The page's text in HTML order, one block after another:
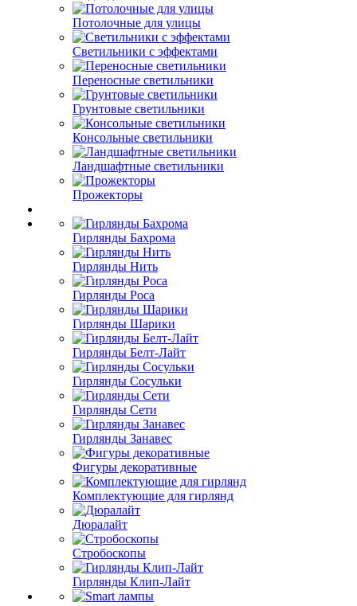
Потолочные для улицы
Светильники с эффектами
Переносные светильники
Грунтовые светильники
Консольные светильники
Ландшафтные светильники
Прожекторы
Гирлянды Бахрома
Гирлянды Нить
Гирлянды Роса
Гирлянды Шарики
Гирлянды Белт-Лайт
Гирлянды Сосульки
Гирлянды Сети
Гирлянды Занавес
Фигуры декоративные
Комплектующие для гирлянд
Дюралайт
Стробоскопы
Гирлянды Клип-Лайт